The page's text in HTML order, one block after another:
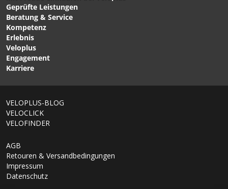
Geprüfte Leistungen
Beratung & Service
Kompetenz
Erlebnis
Veloplus
Engagement
Karriere
VELOPLUS-BLOG
VELOCLICK
VELOFINDER
AGB
Retouren & Versandbedingungen
Impressum
Datenschutz